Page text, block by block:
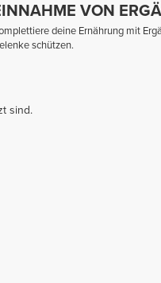
VON
deine Ernährung mit
schützen.
sind.